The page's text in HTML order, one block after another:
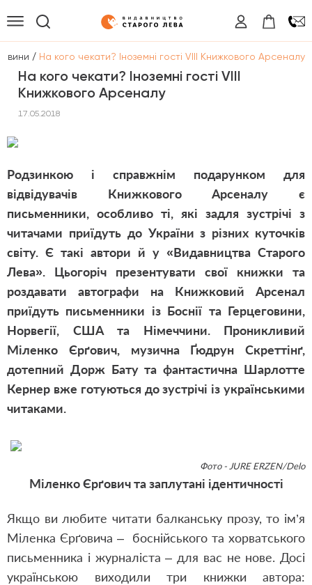
/ На кого чекати? Іноземні гості VIII Книжкового Арсеналу
На кого чекати? Іноземні гості VIII
Книжкового Арсеналу
17.05.2018
Родзинкою і справжнім подарунком для
відвідувачів Книжкового Арсеналу є
письменники, особливо ті, які задля зустрічі з
читачами приїдуть до України з різних куточків
світу. Є такі автори й у «Видавництва Старого
Лева». Цьогоріч презентувати свої книжки та
роздавати автографи на Книжковий Арсенал
приїдуть письменники із Боснії та Герцеговини,
Норвегії, США та Німеччини. Проникливий
Міленко Єрґович, музична Ґюдрун Скреттінґ,
дотепний Дорж Бату та фантастична Шарлотте
Кернер вже готуються до зустрічі із українськими
читаками.
Фото - JURE ERZEN/Delo
Міленко Єрґович та заплутані ідентичності
Якщо ви любите читати балканську прозу, то ім’я
Міленка Єрґовича – боснійського та хорватського
письменника і журналіста – для вас не нове. Досі
українською виходили три книжки автора: